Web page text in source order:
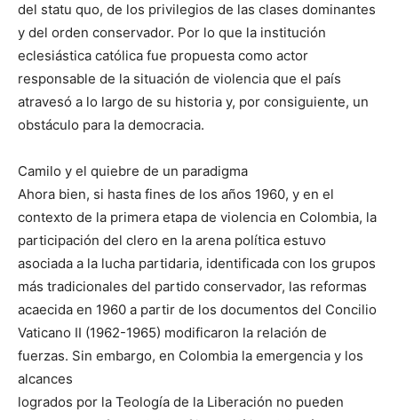
del statu quo, de los privilegios de las clases dominantes
y del orden conservador. Por lo que la institución
eclesiástica católica fue propuesta como actor
responsable de la situación de violencia que el país
atravesó a lo largo de su historia y, por consiguiente, un
obstáculo para la democracia.
Camilo y el quiebre de un paradigma
Ahora bien, si hasta fines de los años 1960, y en el
contexto de la primera etapa de violencia en Colombia, la
participación del clero en la arena política estuvo
asociada a la lucha partidaria, identificada con los grupos
más tradicionales del partido conservador, las reformas
acaecida en 1960 a partir de los documentos del Concilio
Vaticano II (1962-1965) modificaron la relación de
fuerzas. Sin embargo, en Colombia la emergencia y los
alcances
logrados por la Teología de la Liberación no pueden